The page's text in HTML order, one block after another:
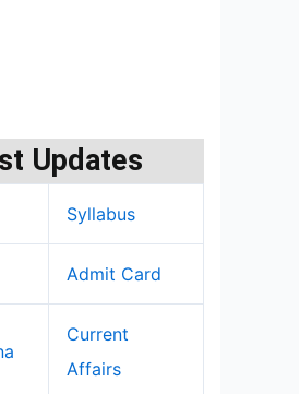
Updates
Syllabus
Admit Card
Current
Affairs